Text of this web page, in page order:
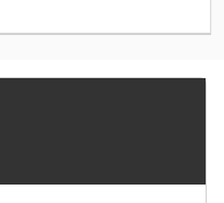
augstums:760 mm, darba